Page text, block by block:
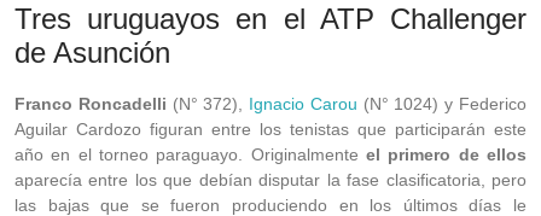
Tres uruguayos en el ATP Challenger
de Asunción
Franco Roncadelli (N° 372), Ignacio Carou (N° 1024) y Federico
Aguilar Cardozo figuran entre los tenistas que participarán este
año en el torneo paraguayo. Originalmente el primero de ellos
aparecía entre los que debían disputar la fase clasificatoria, pero
las bajas que se fueron produciendo en los últimos días le